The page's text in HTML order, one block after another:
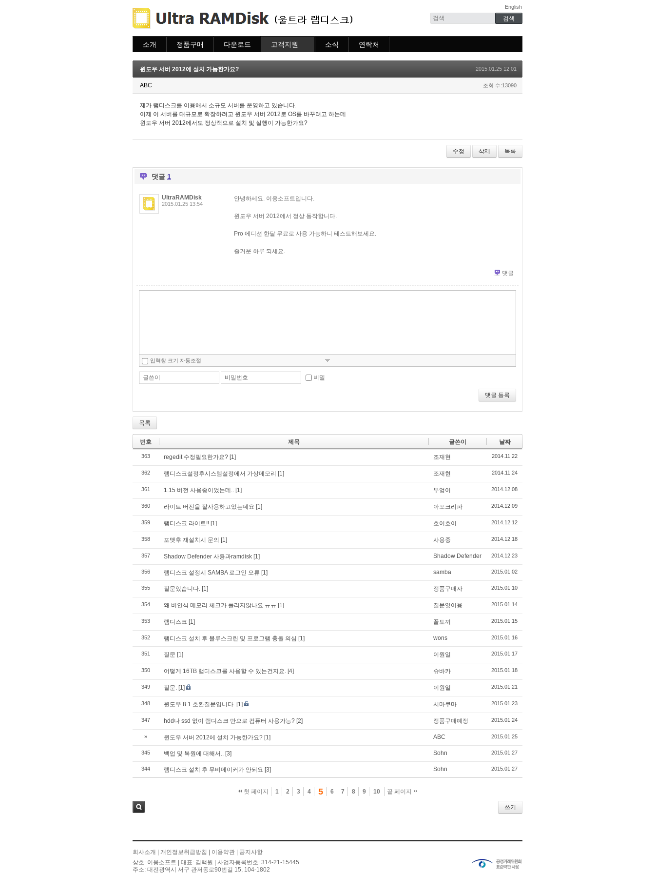
English
소개 정품구매
주문조회
이용안내
다운로드 고객지원
질문하기
소식 연락처
윈도우 서버 2012에 설치 가능한가요?
2015.01.25 12:01
ABC 조회 수:13090
제가 램디스크를 이용해서 소규모 서버를 운영하고 있습니다.
이제 이 서버를 대규모로 확장하려고 윈도우 서버 2012로 OS를 바꾸려고 하는데
윈도우 서버 2012에서도 정상적으로 설치 및 실행이 가능한가요?
수정 삭제 목록
댓글 1
UltraRAMDisk
2015.01.25 13:54
안녕하세요. 이응소프트입니다.
윈도우 서버 2012에서 정상 동작합니다.
Pro 에디션 한달 무료로 사용 가능하니 테스트해보세요.
즐거운 하루 되세요.
댓글
뛰
입력창 크기 자동조절
글쓴이 비밀번호 비밀
댓글 등록
목록
번호 제목 글쓴이 날짜
363 regedit 수정필요한가요? [1] 조재현 2014.11.22
362 램디스크설정후시스템설정에서 가상메모리 [1] 조재현 2014.11.24
361 1.15 버전 사용중이었는데.. [1] 부엉이 2014.12.08
360 라이트 버전을 잘사용하고있는데요 [1] 아포크리파 2014.12.09
359 램디스크 라이트!! [1] 호이호이 2014.12.12
358 포맷후 재설치시 문의 [1] 사용중 2014.12.18
357 Shadow Defender 사용과ramdisk [1] Shadow Defender 2014.12.23
356 램디스크 설정시 SAMBA 로그인 오류 [1] samba 2015.01.02
355 질문있습니다. [1] 정품구매자 2015.01.10
354 왜 비인식 메모리 체크가 풀리지않나요 ㅠㅠ [1] 질문잇어용 2015.01.14
353 램디스크 [1] 꼴토끼 2015.01.15
352 램디스크 설치 후 블루스크린 및 프로그램 충돌 의심 [1] wons 2015.01.16
351 질문 [1] 이원일 2015.01.17
350 어떻게 16TB 램디스크를 사용할 수 있는건지요. [4] 슈바카 2015.01.18
349 질문. [1] 이원일 2015.01.21
348 윈도우 8.1 호환질문입니다. [1] 시마쿠마 2015.01.23
347 hdd나 ssd 없이 램디스크 만으로 컴퓨터 사용가능? [2] 정품구매예정 2015.01.24
» 윈도우 서버 2012에 설치 가능한가요? [1] ABC 2015.01.25
345 백업 및 복원에 대해서.. [3] Sohn 2015.01.27
344 램디스크 설치 후 무비메이커가 안되요 [3] Sohn 2015.01.27
첫 페이지 1 2 3 4 5 6 7 8 9 10 끝 페이지
쓰기
회사소개 개인정보취급방침 이용약관
공지사항
상호: 이응소프트 | 대표: 김택원 | 사업자등록번호: 314-21-15445
주소: 대전광역시 서구 관저동로90번길 15, 104-1802